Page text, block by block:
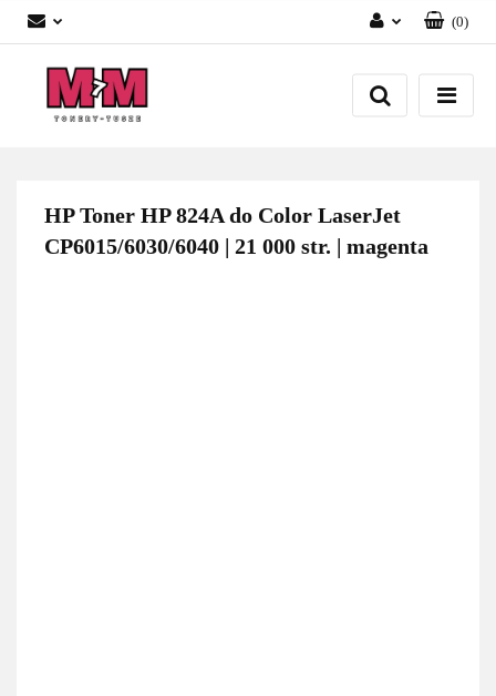
Zaloguj się
Załóż konto
(0)
HP Toner HP 824A do Color LaserJet
CP6015/6030/6040 | 21 000 str. | magenta